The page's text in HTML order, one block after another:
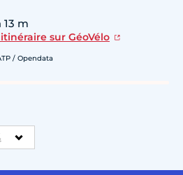
13 m
sur GéoVélo
/ Opendata